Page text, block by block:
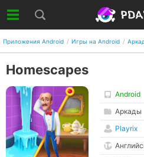
Приложения Android Игры на Android
Homescapes
Android
Аркады
Playrix